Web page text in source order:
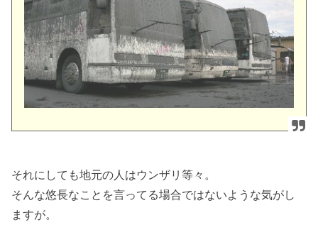
それにしても地元の人はウンザリ等々。
そんな悠長なことを言ってる場合ではないような気がし
ますが。